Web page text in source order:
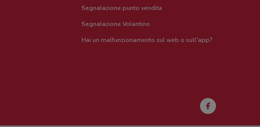
Segnalazione punto vendita
Segnalazione Volantino
Hai un malfunzionamento sul web o sull'app?